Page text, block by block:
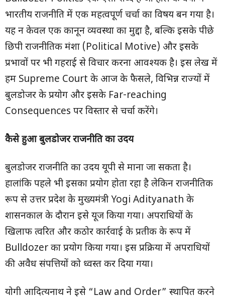
भारतीय राजनीति में एक महत्वपूर्ण चर्चा का विषय बन गया है।
यह न केवल एक कानून व्यवस्था का मुद्दा है, बल्कि इसके पीछे
छिपी राजनीतिक मंशा (Political Motive) और इसके
प्रभावों पर भी गहराई से विचार करना आवश्यक है। इस लेख में
हम Supreme Court के आज के फैसले, विभिन्न राज्यों में
बुलडोजर के प्रयोग और इसके Far-reaching
Consequences पर विस्तार से चर्चा करेंगे।
कैसे हुआ बुलडोजर राजनीति का उदय
बुलडोजर राजनीति का उदय यूपी से माना जा सकता है।
हालांकि पहले भी इसका प्रयोग होता रहा है लेकिन राजनीतिक
रूप से उत्तर प्रदेश के मुख्यमंत्री Yogi Adityanath के
शासनकाल के दौरान इसे यूज किया गया। अपराधियों के
खिलाफ त्वरित और कठोर कार्रवाई के प्रतीक के रूप में
Bulldozer का प्रयोग किया गया। इस प्रक्रिया में अपराधियों
की अवैध संपत्तियों को ध्वस्त कर दिया गया।
योगी आदित्यनाथ ने इसे “Law and Order” स्थापित करने